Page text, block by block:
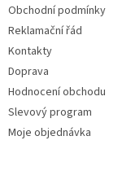
Obchodní podmínky
Reklamační řád
Kontakty
Doprava
Hodnocení obchodu
Slevový program
Moje objednávka